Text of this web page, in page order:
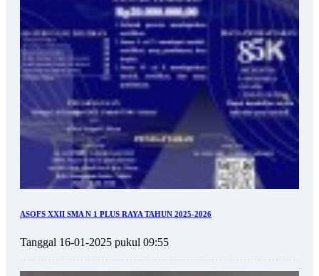
ASOFS XXII SMA N 1 PLUS RAYA TAHUN 2025-2026
Tanggal 16-01-2025 pukul 09:55